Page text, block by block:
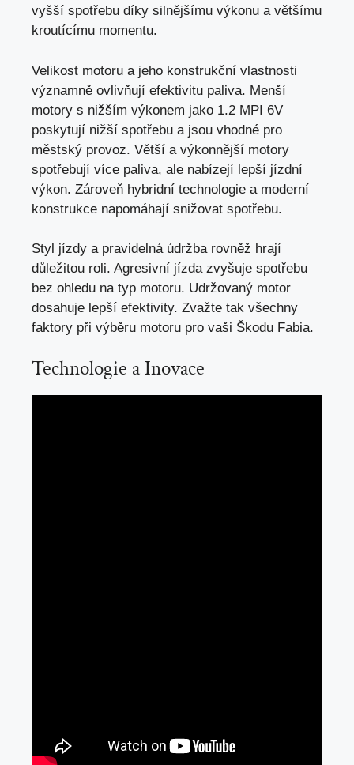
vyšší spotřebu díky silnějšímu výkonu a většímu
kroutícímu momentu.
Velikost motoru a jeho konstrukční vlastnosti
významně ovlivňují efektivitu paliva. Menší
motory s nižším výkonem jako 1.2 MPI 6V
poskytují nižší spotřebu a jsou vhodné pro
městský provoz. Větší a výkonnější motory
spotřebují více paliva, ale nabízejí lepší jízdní
výkon. Zároveň hybridní technologie a moderní
konstrukce napomáhají snižovat spotřebu.
Styl jízdy a pravidelná údržba rovněž hrají
důležitou roli. Agresivní jízda zvyšuje spotřebu
bez ohledu na typ motoru. Udržovaný motor
dosahuje lepší efektivity. Zvažte tak všechny
faktory při výběru motoru pro vaši Škodu Fabia.
Technologie a Inovace